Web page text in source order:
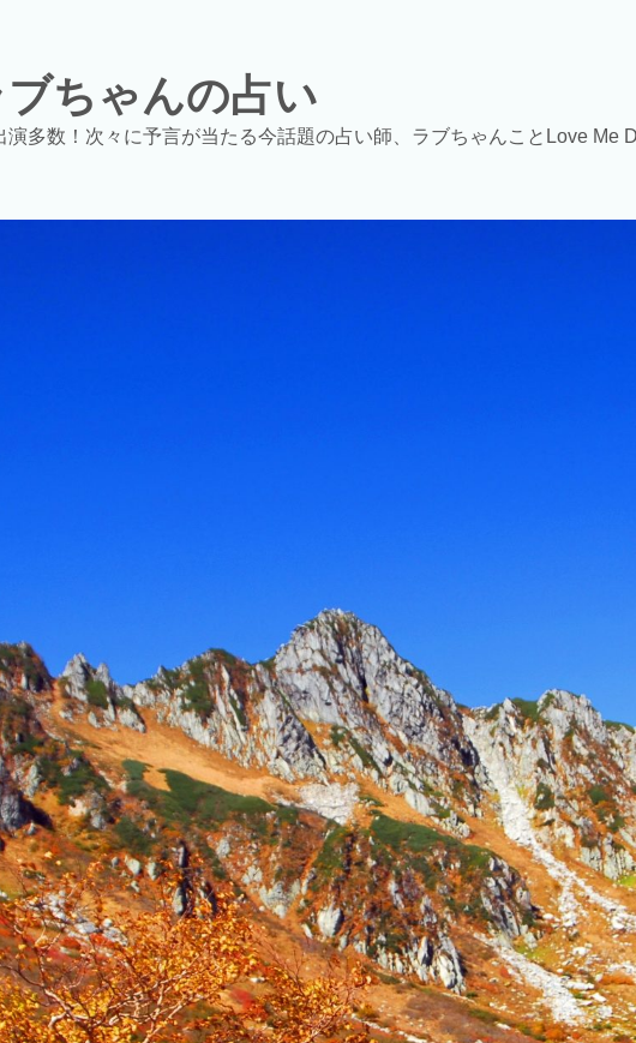
ブちゃんの占い
演多数！次々に予言が当たる今話題の占い師、ラブちゃんことLove Me